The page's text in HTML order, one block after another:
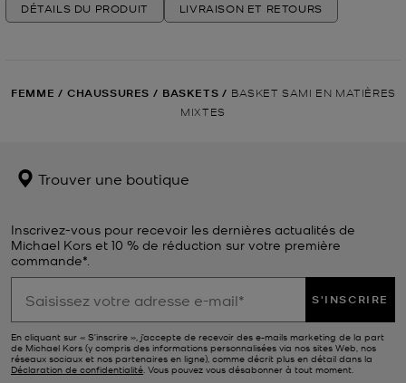
DÉTAILS DU PRODUIT LIVRAISON ET RETOURS
FEMME / CHAUSSURES / BASKETS / BASKET SAMI EN MATIÈRES
MIXTES
Trouver une boutique
Inscrivez-vous pour recevoir les dernières actualités de
Michael Kors et 10 % de réduction sur votre première
commande*.
S'INSCRIRE
En cliquant sur « S’inscrire », j’accepte de recevoir des e-mails marketing de la part
de Michael Kors (y compris des informations personnalisées via nos sites Web, nos
réseaux sociaux et nos partenaires en ligne), comme décrit plus en détail dans la
Déclaration de confidentialité. Vous pouvez vous désabonner à tout moment.